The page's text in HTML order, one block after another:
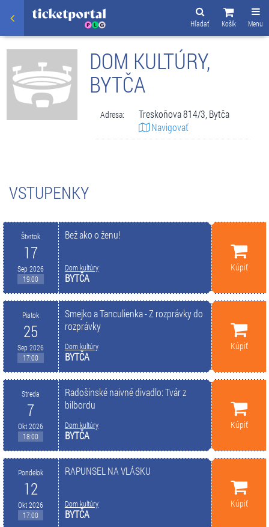
Menu
Košík
Hľadať
DOM KULTÚRY,
BYTČA
Adresa:
Treskoňova 814/3, Bytča
Navigovať
VSTUPENKY
Štvrtok
17
Sep 2026
19:00
Bež ako o ženu!
Dom kultúry
BYTČA
Kúpiť
Piatok
25
Sep 2026
17:00
Smejko a Tanculienka - Z rozprávky do
rozprávky
Dom kultúry
BYTČA
Kúpiť
Streda
7
Okt 2026
18:00
Radošinské naivné divadlo: Tvár z
bilbordu
Dom kultúry
BYTČA
Kúpiť
Pondelok
12
Okt 2026
17:00
RAPUNSEL NA VLÁSKU
Dom kultúry
BYTČA
Kúpiť